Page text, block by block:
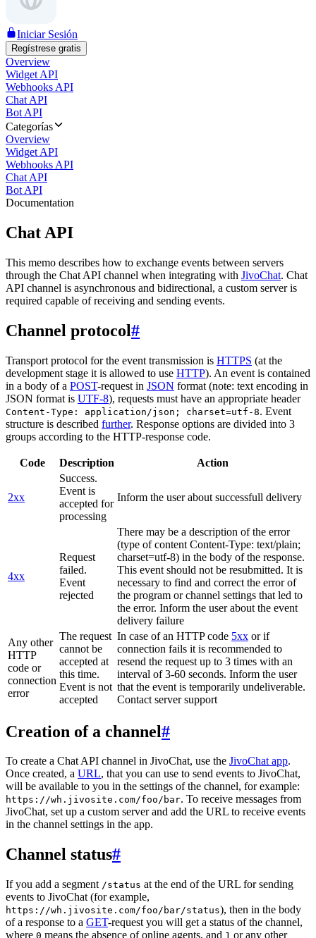
Iniciar Sesión
Regístrese gratis
Overview
Widget API
Webhooks API
Chat API
Bot API
Categorías
Overview
Widget API
Webhooks API
Chat API
Bot API
Documentation
Chat API
This memo describes how to exchange events between servers
through the Chat API channel when integrating with JivoChat. Chat
API channel is asynchronous and bidirectional, a custom server is
required capable of receiving and sending events.
Channel protocol#
Transport protocol for the event transmission is HTTPS (at the
development stage it is allowed to use HTTP). An event is contained
in a body of a POST-request in JSON format (note: text encoding in
JSON format is UTF-8), requests must have an appropriate header
Content-Type: application/json; charset=utf-8. Event
structure is described further. Response options are divided into 3
groups according to the HTTP-response code.
Code Description Action
2xx
Success.
Event is
accepted for
processing
Inform the user about successfull delivery
4xx
Request
failed.
Event
rejected
There may be a description of the error
(type of content Content-Type: text/plain;
charset=utf-8) in the body of the response.
This event should not be resubmitted. It is
necessary to find and correct the error of
the program or channel settings that led to
the error. Inform the user about the event
delivery failure
Any other
HTTP
code or
connection
error
The request
cannot be
accepted at
this time.
Event is not
accepted
In case of an HTTP code 5xx or if
connection fails it is recommended to
resend the request up to 3 times with an
interval of 3-60 seconds. Inform the user
that the event is temporarily undeliverable.
Contact server support
Creation of a channel#
To create a Chat API channel in JivoChat, use the JivoChat app.
Once created, a URL, that you can use to send events to JivoChat,
will be available to you in the settings of the channel, for example:
https://wh.jivosite.com/foo/bar. To receive messages from
JivoChat, set up a custom server and add the URL to receive events
in the channel settings in the app.
Channel status#
If you add a segment /status at the end of the URL for sending
events to JivoChat (for example,
https://wh.jivosite.com/foo/bar/status), then in the body
of a response to a GET-request you will get a status of the channel,
where 0 means the absence of online agents, and 1 or any other